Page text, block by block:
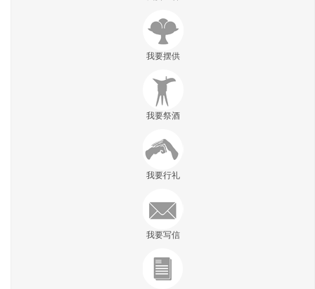
我要摆供
我要祭酒
我要行礼
我要写信